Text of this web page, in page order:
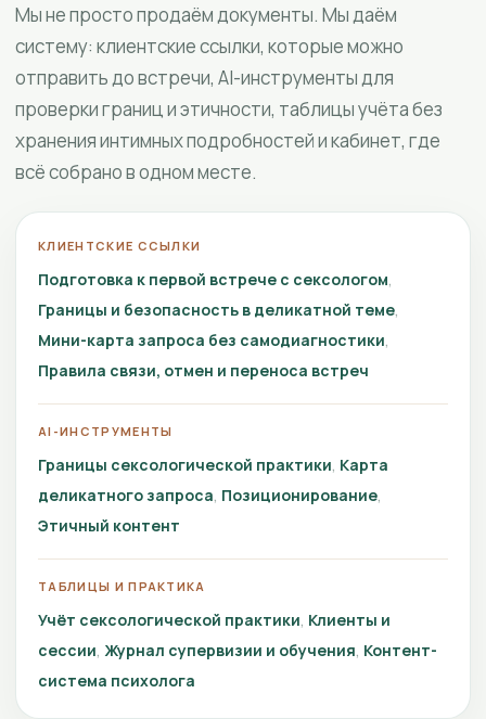
Мы не просто продаём документы. Мы даём
систему: клиентские ссылки, которые можно
отправить до встречи, AI-инструменты для
проверки границ и этичности, таблицы учёта без
хранения интимных подробностей и кабинет, где
всё собрано в одном месте.
КЛИЕНТСКИЕ ССЫЛКИ
Подготовка к первой встрече с сексологом
Границы и безопасность в деликатной теме
Мини-карта запроса без самодиагностики
Правила связи, отмен и переноса встреч
AI-ИНСТРУМЕНТЫ
Границы сексологической практики Карта
деликатного запроса Позиционирование
Этичный контент
ТАБЛИЦЫ И ПРАКТИКА
Учёт сексологической практики Клиенты и
сессии Журнал супервизии и обучения Контент-
система психолога